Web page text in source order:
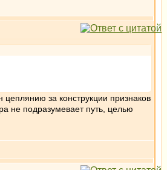
за конструкции признаков
не подразумевает путь, целью